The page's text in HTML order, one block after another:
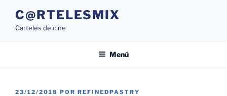
contenido
C@RTELESMIX
Carteles de cine
Menú
PUBLICADO
23/12/2018 POR REFINEDPASTRY